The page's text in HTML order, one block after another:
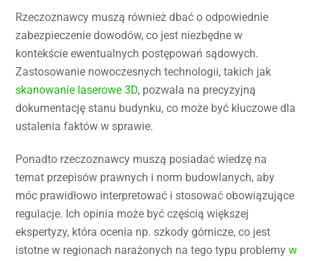
Rzeczoznawcy muszą również dbać o odpowiednie
zabezpieczenie dowodów, co jest niezbędne w
kontekście ewentualnych postępowań sądowych.
Zastosowanie nowoczesnych technologii, takich jak
skanowanie laserowe 3D, pozwala na precyzyjną
dokumentację stanu budynku, co może być kluczowe dla
ustalenia faktów w sprawie.
Ponadto rzeczoznawcy muszą posiadać wiedzę na
temat przepisów prawnych i norm budowlanych, aby
móc prawidłowo interpretować i stosować obowiązujące
regulacje. Ich opinia może być częścią większej
ekspertyzy, która ocenia np. szkody górnicze, co jest
istotne w regionach narażonych na tego typu problemyw